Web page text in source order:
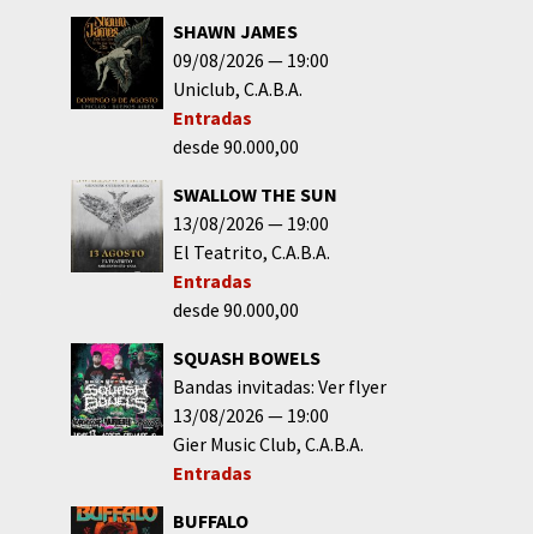
SHAWN JAMES
09/08/2026
19:00
Uniclub C.A.B.A.
Entradas
desde 90.000,00
SWALLOW THE SUN
13/08/2026
19:00
El Teatrito C.A.B.A.
Entradas
desde 90.000,00
SQUASH BOWELS
Bandas invitadas: Ver flyer
13/08/2026
19:00
Gier Music Club C.A.B.A.
Entradas
BUFFALO